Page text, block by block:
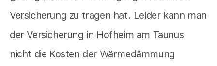
Versicherung zu tragen hat. Leider kann man
der Versicherung in Hofheim am Taunus
nicht die Kosten der Wärmedämmung